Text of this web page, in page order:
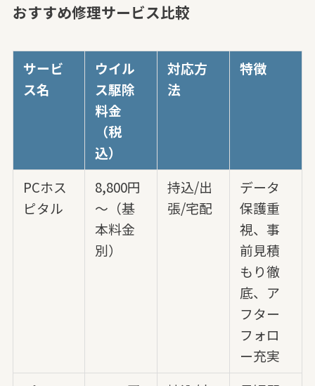
おすすめ修理サービス比較
サービ
ス名
ウイル
ス駆除
料金
（税
込）
対応方
法
特徴
PCホス
ピタル
8,800円
～（基
本料金
別）
持込/出
張/宅配
データ
保護重
視、事
前見積
もり徹
底、ア
フター
フォロ
ー充実